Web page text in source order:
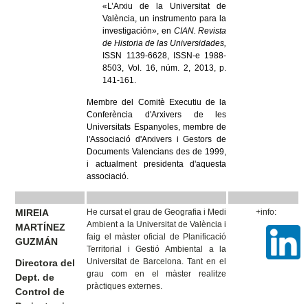
«L’Arxiu de la Universitat de
València, un instrumento para la
investigación», en CIAN. Revista
de Historia de las Universidades,
ISSN 1139-6628, ISSN-e 1988-
8503, Vol. 16, núm. 2, 2013, p.
141-161.
Membre del Comitè Executiu de la
Conferència d'Arxivers de les
Universitats Espanyoles, membre de
l'Associació d'Arxivers i Gestors de
Documents Valencians des de 1999,
i actualment presidenta d'aquesta
associació.
MIREIA
MARTÍNEZ
GUZMÁN
Directora del
Dept. de
Control de
He cursat el grau de Geografia i Medi
Ambient a la Universitat de València i
faig el màster oficial de Planificació
Territorial i Gestió Ambiental a la
Universitat de Barcelona. Tant en el
grau com en el màster realitze
pràctiques externes.
+info: